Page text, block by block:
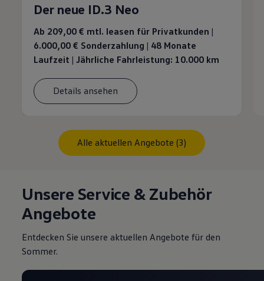
Der neue ID.3 Neo
Ab 209,00 € mtl. leasen für Privatkunden |
6.000,00 € Sonderzahlung | 48 Monate
Laufzeit | Jährliche Fahrleistung: 10.000 km
Details ansehen
Alle aktuellen Angebote (3)
Unsere Service & Zubehör
Angebote
Entdecken Sie unsere aktuellen Angebote für den
Sommer.